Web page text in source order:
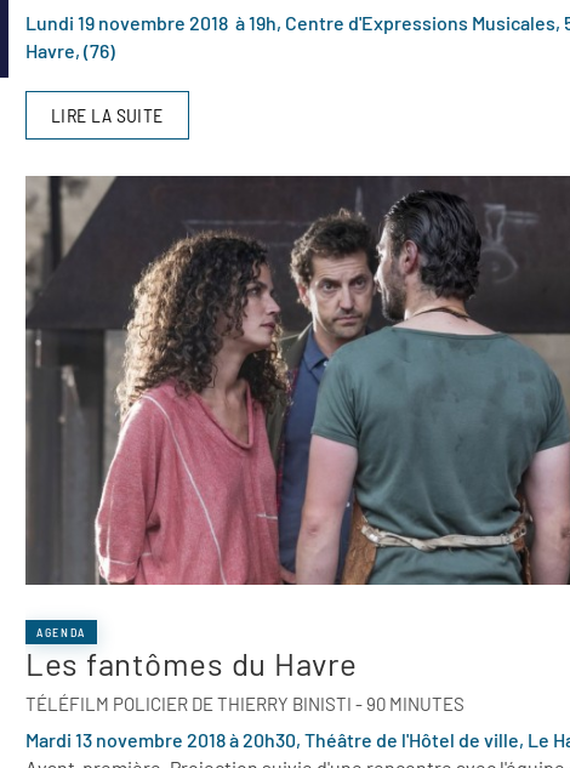
Lundi 19 novembre 2018 à 19h, Centre d'Expressions Musicales,
Havre, (76)
LIRE LA SUITE
AGENDA
Les fantômes du Havre
TÉLÉFILM POLICIER DE THIERRY BINISTI - 90 MINUTES
Mardi 13 novembre 2018 à 20h30, Théâtre de l'Hôtel de ville, Le